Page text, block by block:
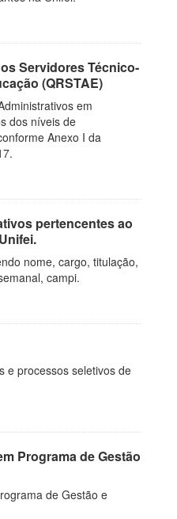
Servidores Técnico-
(QRSTAE)
em
dos níveis de
Anexo I da
pertencentes ao
nome, cargo, titulação,
campi.
e processos seletivos de
Programa de Gestão
de Gestão e